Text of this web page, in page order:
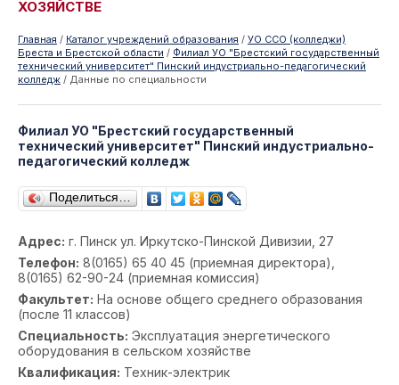
ХОЗЯЙСТВЕ
Главная / Каталог учреждений образования / УО ССО (колледжи)
Бреста и Брестской области / Филиал УО "Брестский государственный
технический университет" Пинский индустриально-педагогический
колледж / Данные по специальности
Филиал УО "Брестский государственный
технический университет" Пинский индустриально-
педагогический колледж
Поделиться…
Адрес: г. Пинск ул. Иркутско-Пинской Дивизии, 27
Телефон: 8(0165) 65 40 45 (приемная директора),
8(0165) 62-90-24 (приемная комиссия)
Факультет: На основе общего среднего образования
(после 11 классов)
Специальность: Эксплуатация энергетического
оборудования в сельском хозяйстве
Квалификация: Техник-электрик